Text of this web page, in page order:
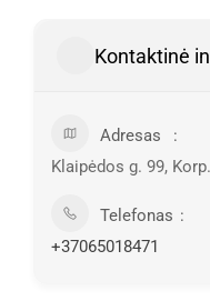
Kontaktinė
Adresas
Klaipėdos g. 99,
Telefonas
+37065018471